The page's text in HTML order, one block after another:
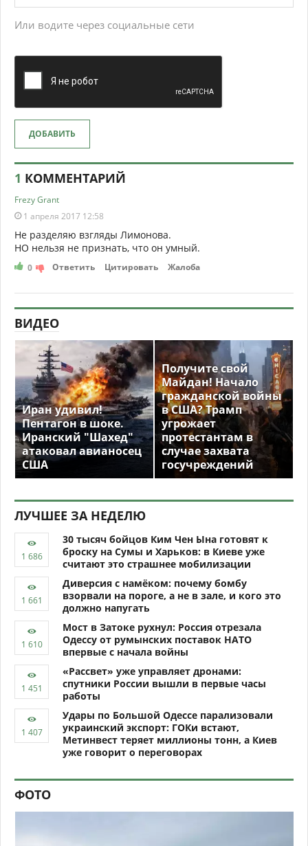
Или водите через социальные сети
ДОБАВИТЬ
1 КОММЕНТАРИЙ
Frezy Grant
1 апреля 2017 12:58
Не разделяю взгляды Лимонова.
НО нельзя не признать, что он умный.
0 Ответить Цитировать Жалоба
ВИДЕО
Иран удивил!
Пентагон в шоке.
Иранский "Шахед"
атаковал авианосец
США
Получите свой
Майдан! Начало
гражданской войны
в США? Трамп
угрожает
протестантам в
случае захвата
госучреждений
ЛУЧШЕЕ ЗА НЕДЕЛЮ
30 тысяч бойцов Ким Чен Ына готовят к
броску на Сумы и Харьков: в Киеве уже
считают это страшнее мобилизации
Диверсия с намёком: почему бомбу
взорвали на пороге, а не в зале, и кого это
должно напугать
Мост в Затоке рухнул: Россия отрезала
Одессу от румынских поставок НАТО
впервые с начала войны
«Рассвет» уже управляет дронами:
спутники России вышли в первые часы
работы
Удары по Большой Одессе парализовали
украинский экспорт: ГОКи встают,
Метинвест теряет миллионы тонн, а Киев
уже говорит о переговорах
ФОТО